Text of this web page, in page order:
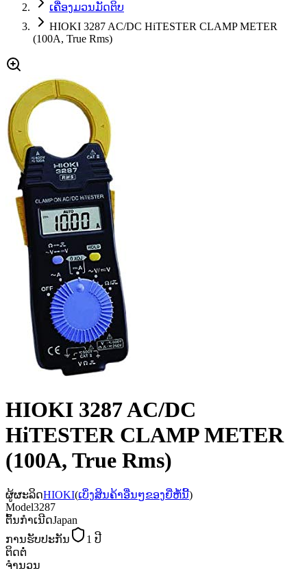
ເຄື່ອງມວນມັດຕິບ
HIOKI 3287 AC/DC HiTESTER CLAMP METER
(100A, True Rms)
HIOKI 3287 AC/DC
HiTESTER CLAMP METER
(100A, True Rms)
ຜູ້ຜະລິດHIOKI(ເບິ່ງສິນຄ້າອື່ນໆຂອງຍີ່ຫໍ້ນີ້)
Model3287
ຕົ້ນກຳເນີດJapan
ການຮັບປະກັນ
1 ປີ
ຕິດຕໍ່
ຈຳນວນ